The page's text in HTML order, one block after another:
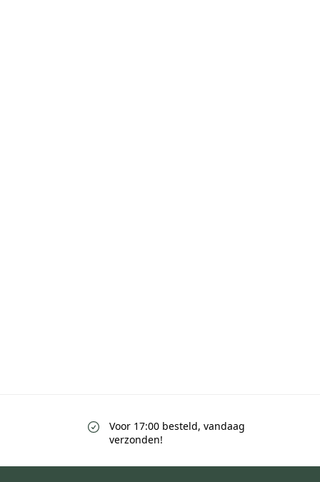
Voor 17:00 besteld, vandaag
verzonden!